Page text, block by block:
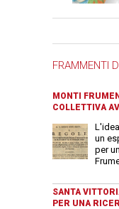
FRAMMENTI
MONTI
COLLETTIVA
un
per
SANTA
PER UNA